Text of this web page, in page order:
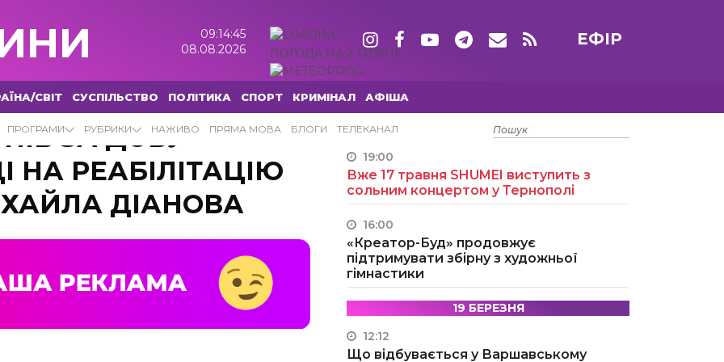
09:14:46
08.08.2026
ПОГОДА НА 2 ТИЖНІ
ЕФІР
СВІТ СУСПІЛЬСТВО ПОЛІТИКА СПОРТ КРИМІНАЛ АФІША
ПРОГРАМИ РУБРИКИ НАЖИВО ПРЯМА МОВА БЛОГИ ТЕЛЕКАНАЛ
ЗА ДОБУ
НА РЕАБІЛІТАЦІЮ
ДІАНОВА
15 ТРАВНЯ
19:00
Вже 17 травня SHUMEI виступить з
сольним концертом у Тернополі
16:00
«Креатор-Буд» продовжує
підтримувати збірну з художньої
гімнастики
19 БЕРЕЗНЯ
12:12
Що відбувається у Варшавському